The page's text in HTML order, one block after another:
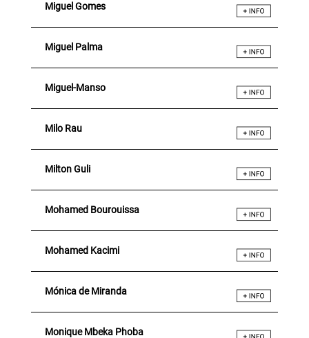
Miguel Gomes
Miguel Palma
Miguel-Manso
Milo Rau
Milton Guli
Mohamed Bourouissa
Mohamed Kacimi
Mónica de Miranda
Monique Mbeka Phoba